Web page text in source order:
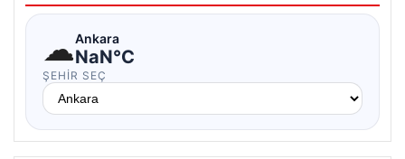
☁Ankara
NaN°C
ŞEHIR SEÇ